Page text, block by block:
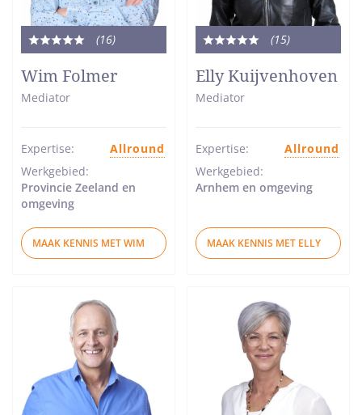
(16)
Totale
5
van
Wim Folmer
Mediator
Expertise:
Allround
Werkgebied:
Provincie Zeeland en
omgeving
MAAK KENNIS MET WIM
(15)
Totale
5
van
Elly Kuijvenhoven
Mediator
Expertise:
Allround
Werkgebied:
Arnhem en omgeving
MAAK KENNIS MET ELLY